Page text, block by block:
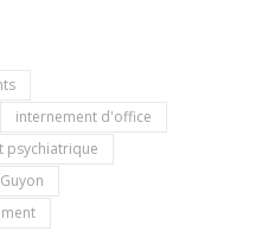
internement d'office
psychiatrique